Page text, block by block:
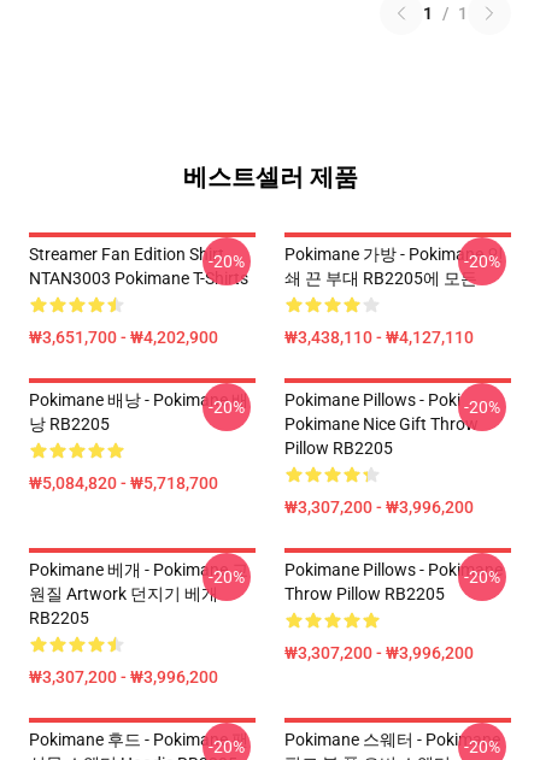
1 / 1
베스트셀러 제품
Streamer Fan Edition Shirt
NTAN3003 Pokimane T-Shirts
₩3,651,700 - ₩4,202,900
-20%
Pokimane 가방 - Pokimane 인
쇄 끈 부대 RB2205에 모든
₩3,438,110 - ₩4,127,110
-20%
Pokimane 배낭 - Pokimane 배
낭 RB2205
₩5,084,820 - ₩5,718,700
-20%
Pokimane Pillows - Poki
Pokimane Nice Gift Throw
Pillow RB2205
₩3,307,200 - ₩3,996,200
-20%
Pokimane 베개 - Pokimane 교
원질 Artwork 던지기 베개
RB2205
₩3,307,200 - ₩3,996,200
-20%
Pokimane Pillows - Pokimane
Throw Pillow RB2205
₩3,307,200 - ₩3,996,200
-20%
Pokimane 후드 - Pokimane 팬
-20%
Pokimane 스웨터 - Pokimane
-20%